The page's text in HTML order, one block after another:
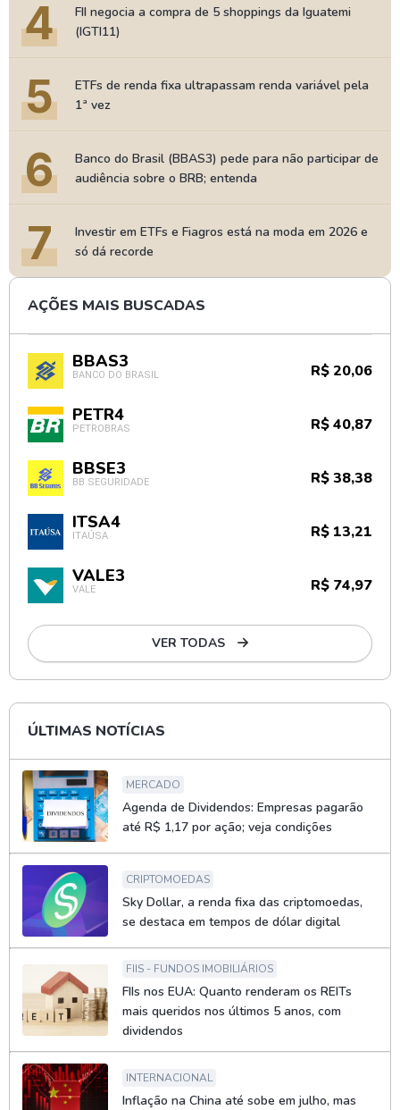
4
FII negocia a compra de 5 shoppings da Iguatemi
(IGTI11)
5
ETFs de renda fixa ultrapassam renda variável pela
1ª vez
6
Banco do Brasil (BBAS3) pede para não participar de
audiência sobre o BRB; entenda
7
Investir em ETFs e Fiagros está na moda em 2026 e
só dá recorde
AÇÕES MAIS BUSCADAS
BBAS3
BANCO DO BRASIL R$ 20,06
PETR4
PETROBRAS R$ 40,87
BBSE3
BB SEGURIDADE R$ 38,38
ITSA4
ITAÚSA R$ 13,21
VALE3
VALE R$ 74,97
VER TODAS
ÚLTIMAS NOTÍCIAS
MERCADO
Agenda de Dividendos: Empresas pagarão
até R$ 1,17 por ação; veja condições
CRIPTOMOEDAS
Sky Dollar, a renda fixa das criptomoedas,
se destaca em tempos de dólar digital
FIIS - FUNDOS IMOBILIÁRIOS
FIIs nos EUA: Quanto renderam os REITs
mais queridos nos últimos 5 anos, com
dividendos
INTERNACIONAL
Inflação na China até sobe em julho, mas